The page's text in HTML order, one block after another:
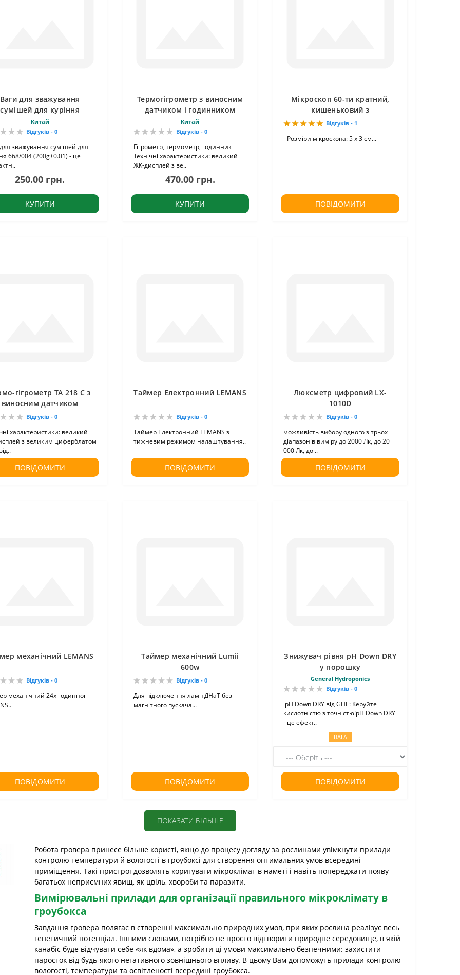
Ваги для зважування
сумішей для куріння
Китай
Відгуків - 0
зважування сумішей для
668/004 (200g±0.01) - це
250.00 грн.
КУПИТИ
Термогігрометр з виносним
датчиком і годинником
Китай
Відгуків - 0
Гігрометр, термометр, годинник
Технічні характеристики: великий
ЖК-дисплей з ве..
470.00 грн.
КУПИТИ
Мікроскоп 60-ти кратний,
кишеньковий з
підсвічуванням
Відгуків - 1
- Розміри мікроскопа: 5 х 3 см...
ПОВІДОМИТИ
гігрометр ТА 218 С з
виносним датчиком
Відгуків - 0
характеристики: великий
з великим циферблатом
ПОВІДОМИТИ
Таймер Електронний LEMANS
Відгуків - 0
Таймер Електронний LEMANS з
тижневим режимом налаштування..
ПОВІДОМИТИ
Люксметр цифровий LX-
1010D
Відгуків - 0
можливість вибору одного з трьох
діапазонів виміру до 2000 Лк, до 20
000 Лк, до ..
ПОВІДОМИТИ
механічний LEMANS
Відгуків - 0
механічний 24х годинної
ПОВІДОМИТИ
Таймер механічний Lumii
600w
Відгуків - 0
Для підключення ламп ДНаТ без
магнітного пускача...
ПОВІДОМИТИ
Знижувач рівня рН Down DRY
у порошку
General Hydroponics
Відгуків - 0
pH Down DRY від GHE: Керуйте
кислотністю з точністю!pH Down DRY
- це ефект..
ВАГА
ПОВІДОМИТИ
ПОКАЗАТИ БІЛЬШЕ
Робота гровера принесе більше користі, якщо до процесу догляду за рослинами увімкнути прилади
контролю температури й вологості в гроубоксі для створення оптимальних умов всередині
приміщення. Такі пристрої дозволять коригувати мікроклімат в наметі і навіть попереджати появу
багатьох неприємних явищ, як цвіль, хвороби та паразити.
Вимірювальні прилади для організації правильного мікроклімату в
гроубокса
Завдання гровера полягає в створенні максимально природних умов, при яких рослина реалізує весь
генетичний потенціал. Іншими словами, потрібно не просто відтворити природне середовище, в якій
канабіс буде відчувати себе «як вдома», а зробити ці умови максимально безпечними: захистити
паросток від будь-якого негативного зовнішнього впливу. В цьому Вам допоможуть прилади контролю
вологості, температури та освітленості всередині гроубокса.